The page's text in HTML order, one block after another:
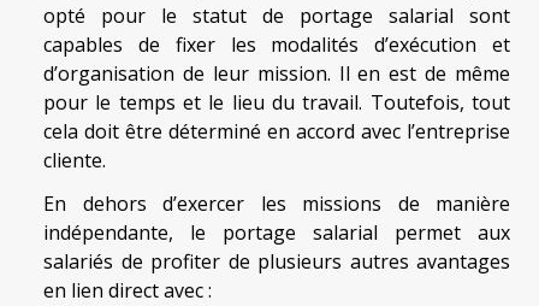
opté pour le statut de portage salarial sont
capables de fixer les modalités d’exécution et
d’organisation de leur mission. Il en est de même
pour le temps et le lieu du travail. Toutefois, tout
cela doit être déterminé en accord avec l’entreprise
cliente.
En dehors d’exercer les missions de manière
indépendante, le portage salarial permet aux
salariés de profiter de plusieurs autres avantages
en lien direct avec :